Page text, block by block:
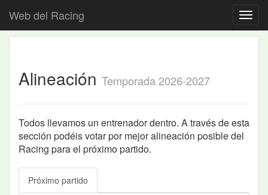
Web del Racing
Alineación Temporada 2026-2027
Todos llevamos un entrenador dentro. A través de esta
sección podéis votar por mejor alineación posible del
Racing para el próximo partido.
Próximo partido